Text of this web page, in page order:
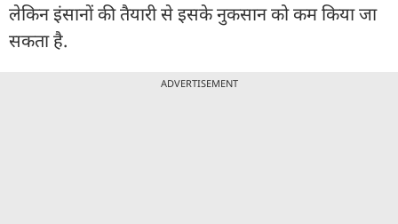
लेकिन इंसानों की तैयारी से इसके नुकसान को कम किया जा
सकता है.
ADVERTISEMENT